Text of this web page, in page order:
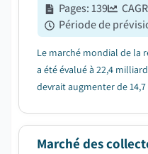
Pages:139
Période de
Le marché mondial de la
a été évalué à 22,4
devrait augmenter de 14,7
Marché des